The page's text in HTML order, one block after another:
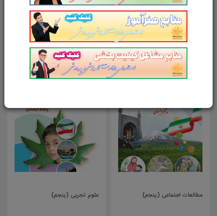
ارسال دیدگاه انصراف
محصولات مرتبط
(پنجم) علوم تجربی (پنجم)